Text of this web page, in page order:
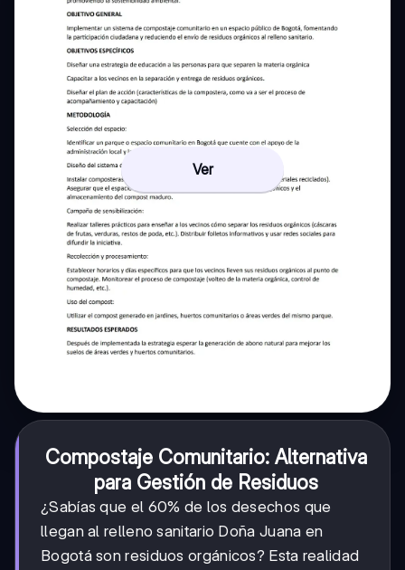
Ver
Compostaje Comunitario: Alternativa
para Gestión de Residuos
¿Sabías que el 60% de los desechos que
llegan al relleno sanitario Doña Juana en
Bogotá son residuos orgánicos? Esta realidad